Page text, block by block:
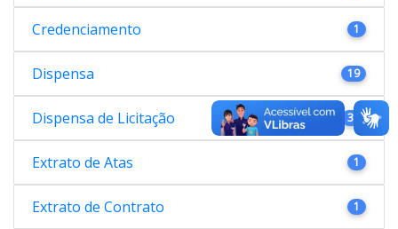
Credenciamento 1
Dispensa 19
Dispensa de Licitação 38
Extrato de Atas 1
Extrato de Contrato 1